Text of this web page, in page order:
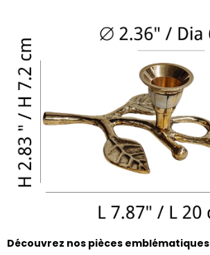
Découvrez nos pièces emblématiques